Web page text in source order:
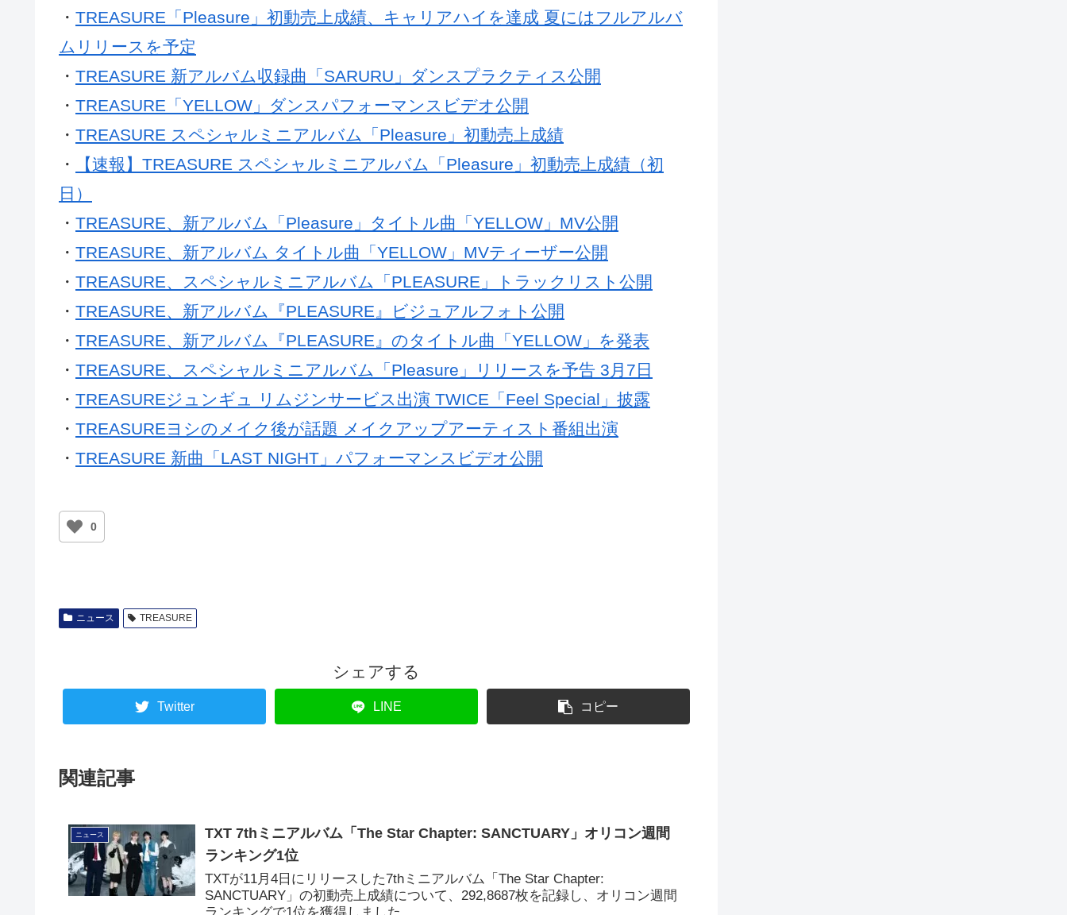
・ TREASURE「Pleasure」初動売上成績、キャリアハイを達成 夏にはフルアルバ
ムリリースを予定
・ TREASURE 新アルバム収録曲「SARURU」ダンスプラクティス公開
・ TREASURE「YELLOW」ダンスパフォーマンスビデオ公開
・ TREASURE スペシャルミニアルバム「Pleasure」初動売上成績
・ 【速報】TREASURE スペシャルミニアルバム「Pleasure」初動売上成績（初
日）
・ TREASURE、新アルバム「Pleasure」タイトル曲「YELLOW」MV公開
・ TREASURE、新アルバム タイトル曲「YELLOW」MVティーザー公開
・ TREASURE、スペシャルミニアルバム「PLEASURE」トラックリスト公開
・ TREASURE、新アルバム『PLEASURE』ビジュアルフォト公開
・ TREASURE、新アルバム『PLEASURE』のタイトル曲「YELLOW」を発表
・ TREASURE、スペシャルミニアルバム「Pleasure」リリースを予告 3月7日
・ TREASUREジュンギュ リムジンサービス出演 TWICE「Feel Special」披露
・ TREASUREヨシのメイク後が話題 メイクアップアーティスト番組出演
・ TREASURE 新曲「LAST NIGHT」パフォーマンスビデオ公開
0
ニュース TREASURE
シェアする
Twitter LINE コピー
関連記事
ニュース
TXT 7thミニアルバム「The Star Chapter: SANCTUARY」オリコン週間
ランキング1位
TXTが11月4日にリリースした7thミニアルバム「The Star Chapter:
SANCTUARY」の初動売上成績について、292,8687枚を記録し、オリコン週間